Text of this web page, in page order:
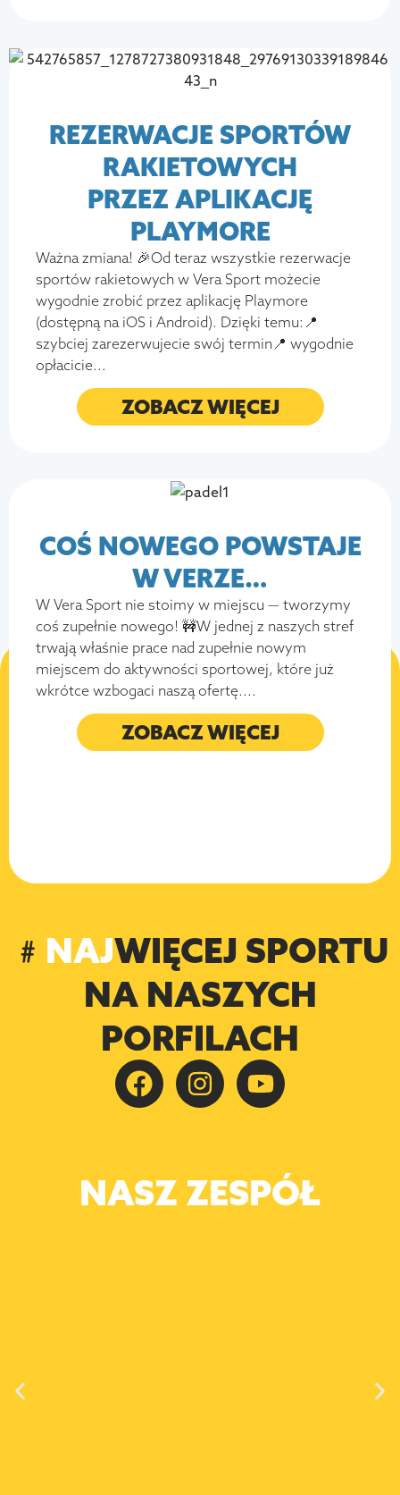
REZERWACJE SPORTÓW
RAKIETOWYCH
PRZEZ APLIKACJĘ
PLAYMORE
Ważna zmiana! 🎉Od teraz wszystkie rezerwacje
sportów rakietowych w Vera Sport możecie
wygodnie zrobić przez aplikację Playmore
(dostępną na iOS i Android). Dzięki temu:📍
szybciej zarezerwujecie swój termin📍 wygodnie
opłacicie...
ZOBACZ WIĘCEJ
COŚ NOWEGO POWSTAJE
W VERZE…
W Vera Sport nie stoimy w miejscu — tworzymy
coś zupełnie nowego! 🚧W jednej z naszych stref
trwają właśnie prace nad zupełnie nowym
miejscem do aktywności sportowej, które już
wkrótce wzbogaci naszą ofertę....
ZOBACZ WIĘCEJ
﹟ NAJWIĘCEJ SPORTU
NA NASZYCH
PORFILACH
NASZ ZESPÓŁ